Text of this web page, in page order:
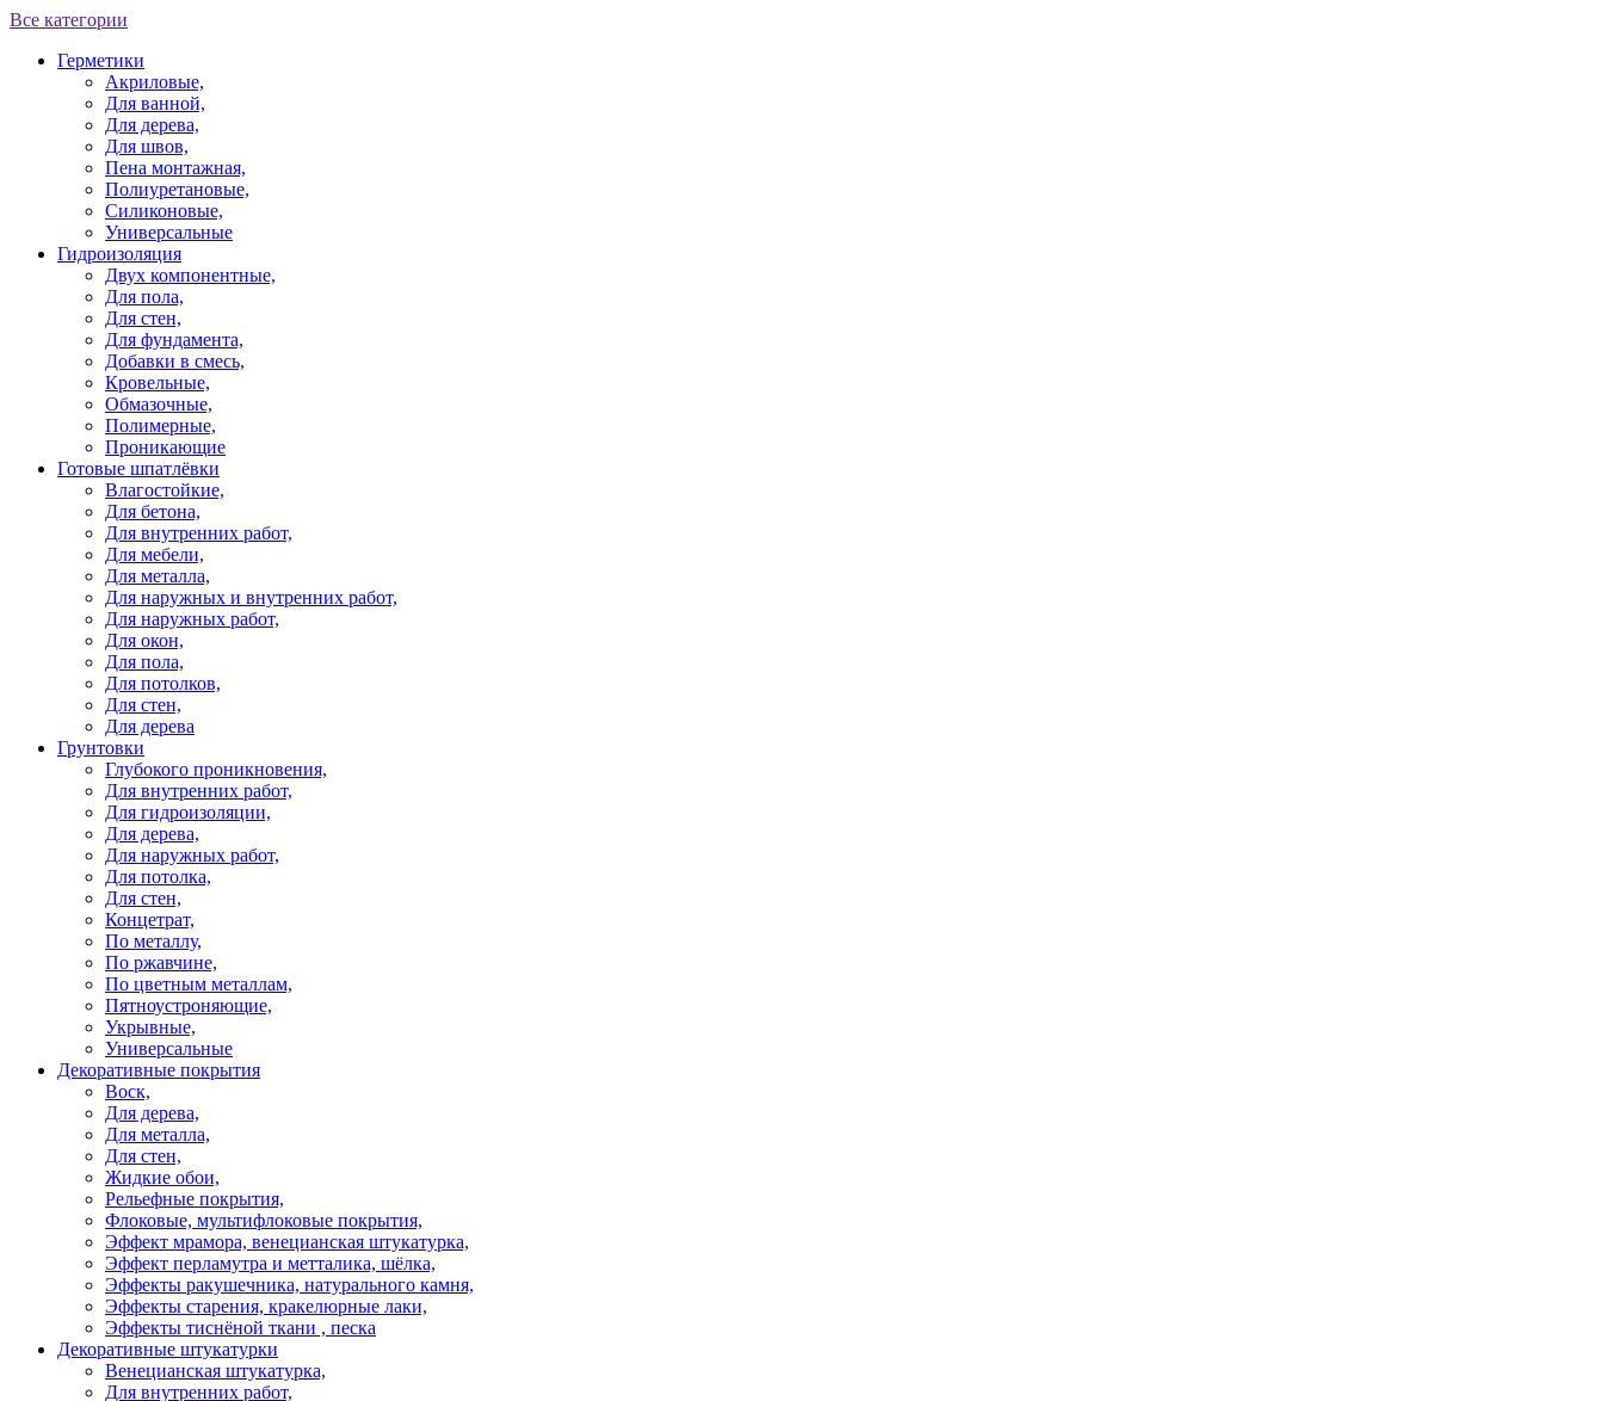
Все категории
Герметики
Акриловые,
Для ванной,
Для дерева,
Для швов,
Пена монтажная,
Полиуретановые,
Силиконовые,
Универсальные
Гидроизоляция
Двух компонентные,
Для пола,
Для стен,
Для фундамента,
Добавки в смесь,
Кровельные,
Обмазочные,
Полимерные,
Проникающие
Готовые шпатлёвки
Влагостойкие,
Для бетона,
Для внутренних работ,
Для мебели,
Для металла,
Для наружных и внутренних работ,
Для наружных работ,
Для окон,
Для пола,
Для потолков,
Для стен,
Для дерева
Грунтовки
Глубокого проникновения,
Для внутренних работ,
Для гидроизоляции,
Для дерева,
Для наружных работ,
Для потолка,
Для стен,
Концетрат,
По металлу,
По ржавчине,
По цветным металлам,
Пятноустроняющие,
Укрывные,
Универсальные
Декоративные покрытия
Воск,
Для дерева,
Для металла,
Для стен,
Жидкие обои,
Рельефные покрытия,
Флоковые, мультифлоковые покрытия,
Эффект мрамора, венецианская штукатурка,
Эффект перламутра и метталика, шёлка,
Эффекты ракушечника, натурального камня,
Эффекты старения, кракелюрные лаки,
Эффекты тиснёной ткани , песка
Декоративные штукатурки
Венецианская штукатурка,
Для внутренних работ,